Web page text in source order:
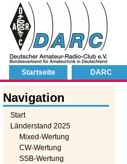
Startseite DARC
Navigation
Start
Länderstand 2025
Mixed-Wertung
CW-Wertung
SSB-Wertung